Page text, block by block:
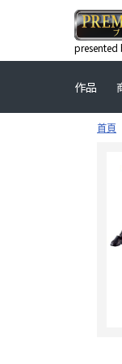
presented
作品
首頁